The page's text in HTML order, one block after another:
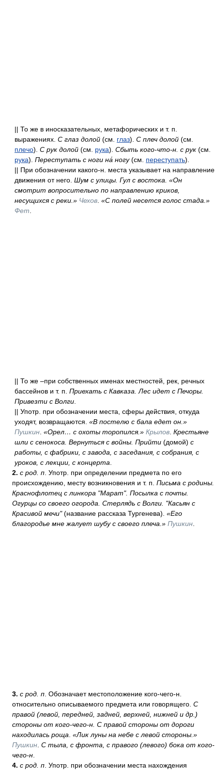
|| То же в иносказательных, метафорических и т. п.
выражениях. С глаз долой (см. глаз). С плеч долой (см.
плечо). С рук долой (см. рука). Сбыть кого-что-н. с рук (см.
рука). Переступать с ноги на́ ногу(см. переступать).
|| При обозначении какого-н. места указывает на направление
движения от него. Шум с улицы. Гул с востока. «Он
смотрит вопросительно по направлению криков,
несущихся с реки.» Чехов «С полей несется голос стада.»
Фет
|| То же –при собственных именах местностей, рек, речных
бассейнов и т. п. Приехать с Кавказа. Лес идет с Печоры.
Привезти с Волги
|| Употр. при обозначении места, сферы действия, откуда
уходят, возвращаются. «В постелю с бала едет он.»
Пушкин «Орел… с охоты торопился.» Крылов Крестьяне
шли с сенокоса. Вернуться с войны. Прийти (домой) с
работы, с фабрики, с завода, с заседания, с собрания, с
уроков, с лекции, с концерта
2. с род. п . Употр. при определении предмета по его
происхождению, месту возникновения и т. п. Письма с родины.
Краснофлотец с линкора "Марат". Посылка с почты.
Огурцы со своего огорода. Стерлядь с Волги. "Касьян с
Красивой мечи"(название рассказа Тургенева). «Его
благородье мне жалует шубу с своего плеча.» Пушкин
3. с род. п . Обозначает местоположение кого-чего-н.
относительно описываемого предмета или говорящего. С
правой (левой, передней, задней, верхней, нижней и др.)
стороны от кого-чего-н. С правой стороны от дороги
находилась роща «Лик луны на небе с левой стороны.»
Пушкин С тыла, с фронта, с правого (левого) бока от кого-
чего-н
4. с род. п . Употр. при обозначении места нахождения